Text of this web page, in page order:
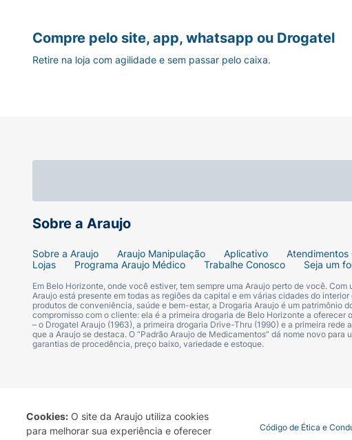
Cookies: O site da Araujo utiliza cookies
para melhorar sua experiência e oferecer
Toque Seco e Macio: Secagem rápida que não
Livre de "Proibidos":Sem silicones, petrolatos ou
Posicione o frasco a cerca de 15cm de
Aplique com jatos curtos e rápidos.
Espere secar alguns segundos antes de se
Ficha Técnica:
Marca:Herbíssimo.
Sobre a Araujo
Sobre a Araujo Araujo Manipulação Aplicativo Atendimentos
Lojas
Programa Araujo Médico Trabalhe Conosco Seja um
Em Belo Horizonte, onde você estiver, tem sempre uma Araujo perto de você.
Araujo está presente em todas as regiões da capital e em várias cidades do
produtos de conveniência, saúde e bem-estar, a Drogaria Araujo é um patrimônio
compromisso com o cliente: ela é a primeira drogaria de Belo Horizonte a
– o Drogatel Araujo (1963), a primeira drogaria Drive-Thru (1990) e a primeira
que a Araujo se destaca. O “Padrão Araujo de Medicamentos” dá nome novo
garantias de procedência, preço baixo, variedade e estoque.
Compre pelo site, app, whatsapp ou Drogatel
Retire na loja com agilidade e sem passar pelo caixa.
Termo de Uso Portal da Privacidade Covid-19 Código de Ética e